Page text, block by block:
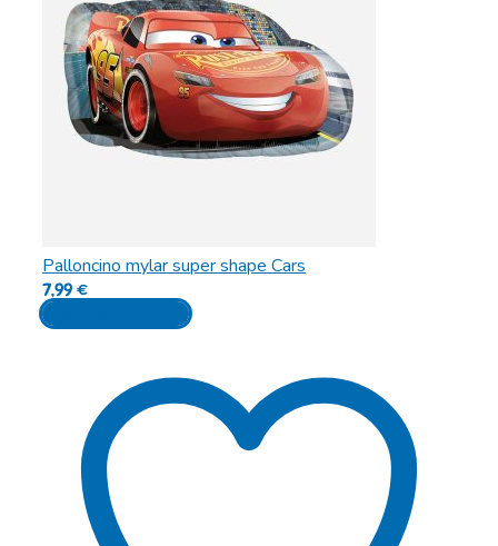
Palloncino mylar super shape Cars
7,99€
Aggiungi al carrello